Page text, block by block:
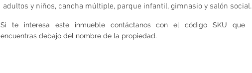
adultos y niños, cancha múltiple, parque infantil, gimnasio y salón social.
Si te interesa este inmueble contáctanos con el código SKU que
encuentras debajo del nombre de la propiedad.